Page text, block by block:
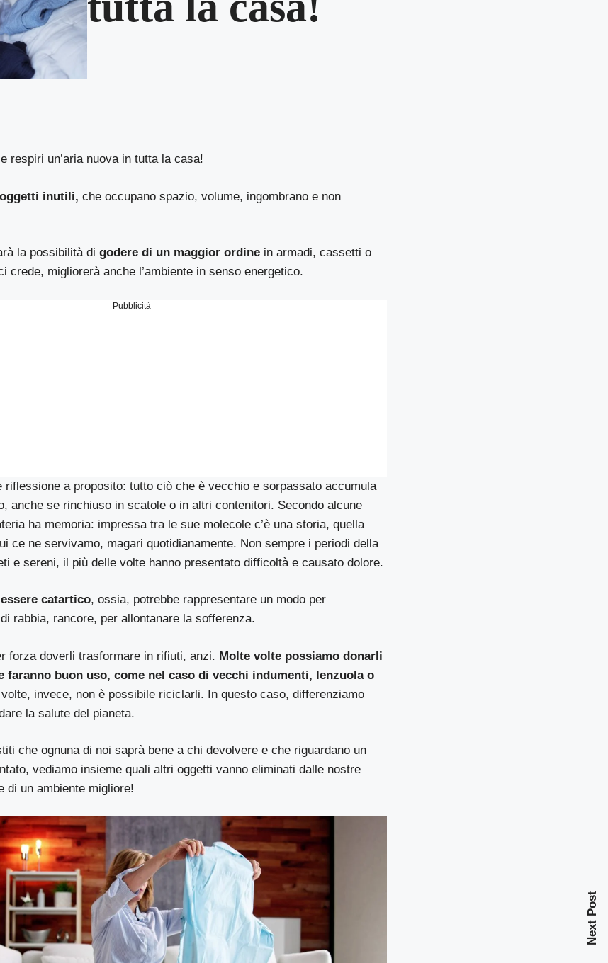
respiri un’aria nuova in tutta la casa!
inutili, che occupano spazio, volume, ingombrano e non
la possibilità digodere di un maggior ordine in armadi, cassetti o
crede, migliorerà anche l’ambiente in senso energetico.
Pubblicità
riflessione a proposito: tutto ciò che è vecchio e sorpassato accumula
anche se rinchiuso in scatole o in altri contenitori. Secondo alcune
ha memoria: impressa tra le sue molecole c’è una storia, quella
ce ne servivamo, magari quotidianamente. Non sempre i periodi della
e sereni, il più delle volte hanno presentato difficoltà e causato dolore.
catartico, ossia, potrebbe rappresentare un modo per
rabbia, rancore, per allontanare la sofferenza.
forza doverli trasformare in rifiuti, anzi. Molte volte possiamo donarli
faranno buon uso, come nel caso di vecchi indumenti, lenzuola o
invece, non è possibile riciclarli. In questo caso, differenziamo
la salute del pianeta.
che ognuna di noi saprà bene a chi devolvere e che riguardano un
vediamo insieme quali altri oggetti vanno eliminati dalle nostre
di un ambiente migliore!
Next Post